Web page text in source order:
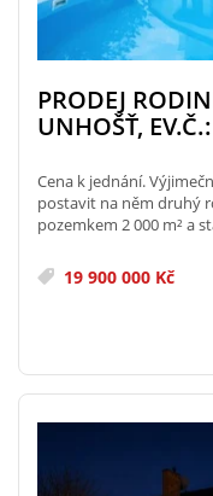
PRODEJ
UNHOŠŤ,
Cena k jednání.
postavit na něm druhý
pozemkem 2 000 m² a
19 900 000 Kč